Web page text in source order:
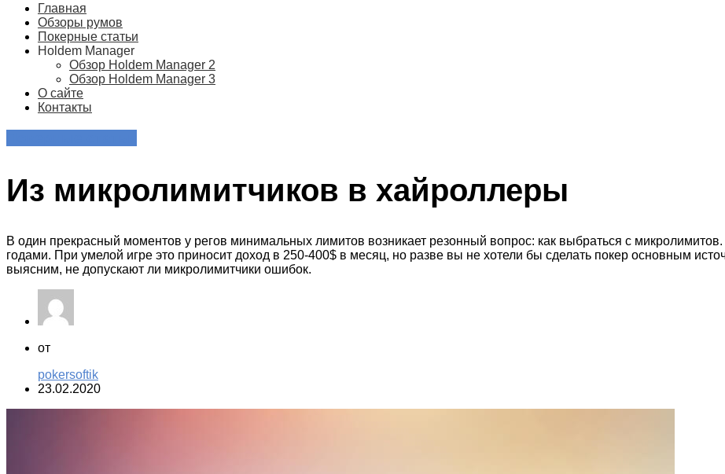
Главная
Обзоры румов
Покерные статьи
Holdem Manager
Обзор Holdem Manager 2
Обзор Holdem Manager 3
О сайте
Контакты
Из микролимитчиков в хайроллеры
В один прекрасный моментов у регов минимальных лимитов возникает резонный вопрос: как выбраться с
годами. При умелой игре это приносит доход в 250-400$ в месяц, но разве вы не хотели бы сделать покер основным
выясним, не допускают ли микролимитчики ошибок.
от
pokersoftik
23.02.2020